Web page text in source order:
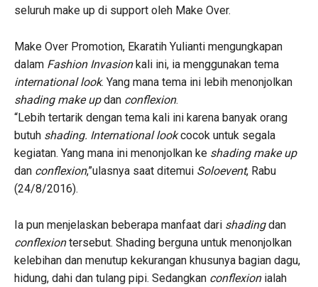
seluruh make up di support oleh Make Over.
Make Over Promotion, Ekaratih Yulianti mengungkapan
dalam Fashion Invasionkali ini, ia menggunakan tema
international look. Yang mana tema ini lebih menonjolkan
shading make updan conflexion.
“Lebih tertarik dengan tema kali ini karena banyak orang
butuh shading. International lookcocok untuk segala
kegiatan. Yang mana ini menonjolkan ke shading make up
dan conflexion,”ulasnya saat ditemui Soloevent, Rabu
(24/8/2016).
Ia pun menjelaskan beberapa manfaat dari shadingdan
conflexiontersebut. Shading berguna untuk menonjolkan
kelebihan dan menutup kekurangan khusunya bagian dagu,
hidung, dahi dan tulang pipi. Sedangkan conflexionialah